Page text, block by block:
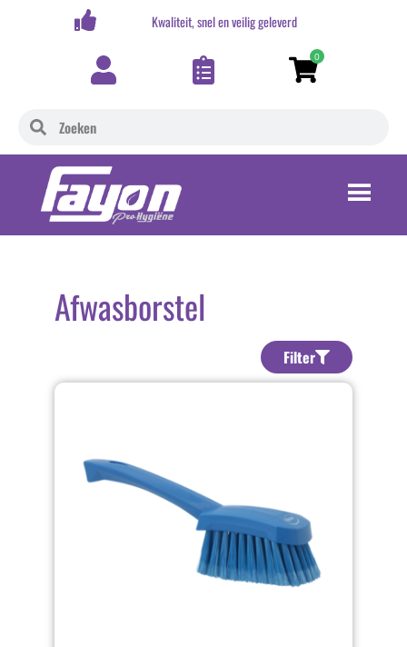
Kwaliteit, snel en veilig geleverd
0
Afwasborstel
Filter